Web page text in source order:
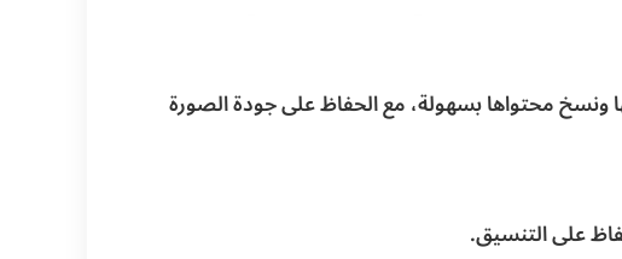
ونسخ محتواها بسهولة، مع الحفاظ على جودة الصورة
على التنسيق.